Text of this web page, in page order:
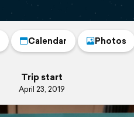
Calendar Photos
Trip start
April 23, 2019